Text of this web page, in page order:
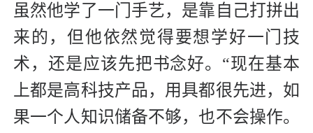
虽然他学了一门手艺，是靠自己打拼出
来的，但他依然觉得要想学好一门技
术，还是应该先把书念好。“现在基本
上都是高科技产品，用具都很先进，如
果一个人知识储备不够，也不会操作。